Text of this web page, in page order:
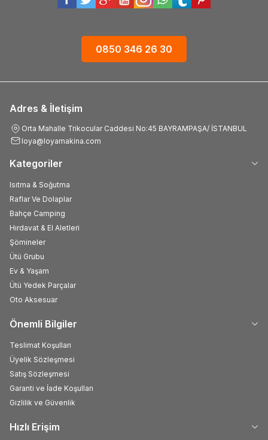
0850 346 26 30
Adres & İletişim
Orta Mahalle Trikocular Caddesi No:45 BAYRAMPAŞA/ İSTANBUL
loya@loyamakina.com
Kategoriler
Isıtma & Soğutma
Raflar Ve Dolaplar
Bahçe Camping
Hırdavat & El Aletleri
Şömineler
Ütü Grubu
Ev & Yaşam
Ütü Yedek Parçalar
Oto Aksesuar
Önemli Bilgiler
Teslimat Koşulları
Üyelik Sözleşmesi
Satış Sözleşmesi
Garanti ve İade Koşulları
Gizlilik ve Güvenlik
Hızlı Erişim